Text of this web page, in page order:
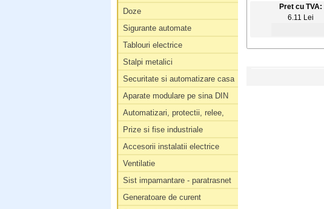
Doze
Sigurante automate
Tablouri electrice
Stalpi metalici
Securitate si automatizare casa
Aparate modulare pe sina DIN
Automatizari, protectii, relee,
Prize si fise industriale
Accesorii instalatii electrice
Ventilatie
Sist impamantare - paratrasnet
Generatoare de curent
Pret cu TVA:
6.11 Lei